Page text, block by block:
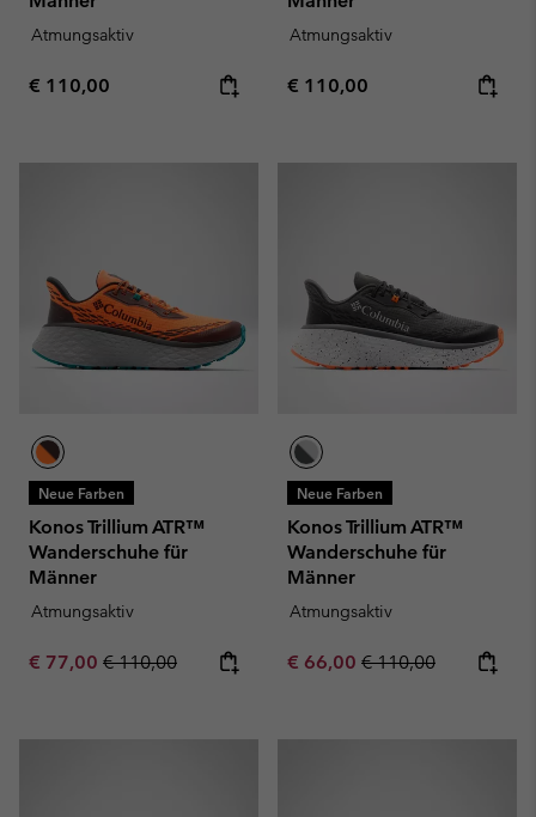
Atmungsaktiv
Regular price:
€ 110,00
Atmungsaktiv
Regular price:
€ 110,00
Neue Farben
Konos Trillium ATR™
Wanderschuhe für
Männer
Atmungsaktiv
Sale price:
€ 77,00 Regular price:
€ 110,00
Neue Farben
Konos Trillium ATR™
Wanderschuhe für
Männer
Atmungsaktiv
Sale price:
€ 66,00 Regular price:
€ 110,00